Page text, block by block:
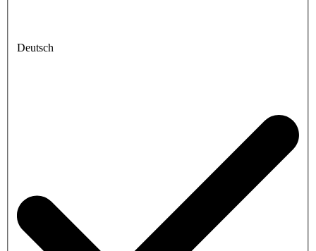
Deutsch